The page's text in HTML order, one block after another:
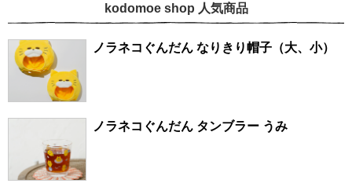
kodomoe shop 人気商品
ノラネコぐんだん なりきり帽子（大、小）
ノラネコぐんだん タンブラー うみ